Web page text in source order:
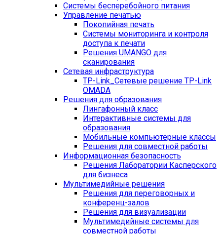
Системы бесперебойного питания
Управление печатью
Покопийная печать
Системы мониторинга и контроля
доступа к печати
Решения UMANGO для
сканирования
Сетевая инфраструктура
TP-Link_ Сетевые решение TP-Link
OMADA
Решения для образования
Лингафонный класс
Интерактивные системы для
образования
Мобильные компьютерные классы
Решения для совместной работы
Информационная безопасность
Решения Лаборатории Касперского
для бизнеса
Мультимедийные решения
Решения для переговорных и
конференц-залов
Решения для визуализации
Мультимедийные системы для
совместной работы